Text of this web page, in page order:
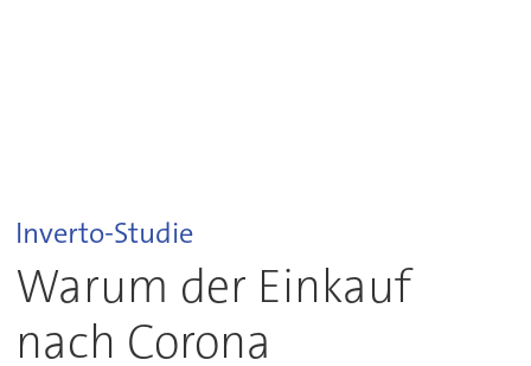
Inverto-Studie
Warum der Einkauf
nach Corona